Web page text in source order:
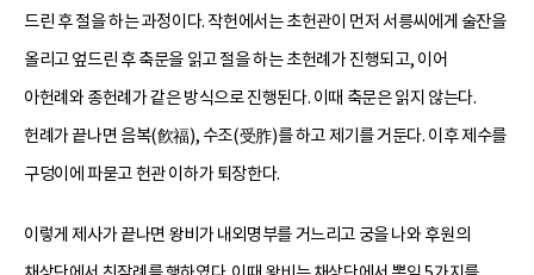
드린 후 절을 하는 과정이다. 작헌에서는 초헌관이 먼저 서릉씨에게 술잔을
올리고 엎드린 후 축문을 읽고 절을 하는 초헌례가 진행되고, 이어
아헌례와 종헌례가 같은 방식으로 진행된다. 이때 축문은 읽지 않는다.
헌례가 끝나면 음복(飮福), 수조(受胙)를 하고 제기를 거둔다. 이후 제수를
구덩이에 파묻고 헌관 이하가 퇴장한다.
이렇게 제사가 끝나면 왕비가 내외명부를 거느리고 궁을 나와 후원의